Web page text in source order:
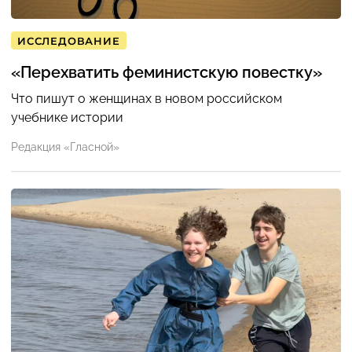
ИССЛЕДОВАНИЕ
«Перехватить феминистскую повестку»
Что пишут о женщинах в новом российском
учебнике истории
Редакция «Гласной»